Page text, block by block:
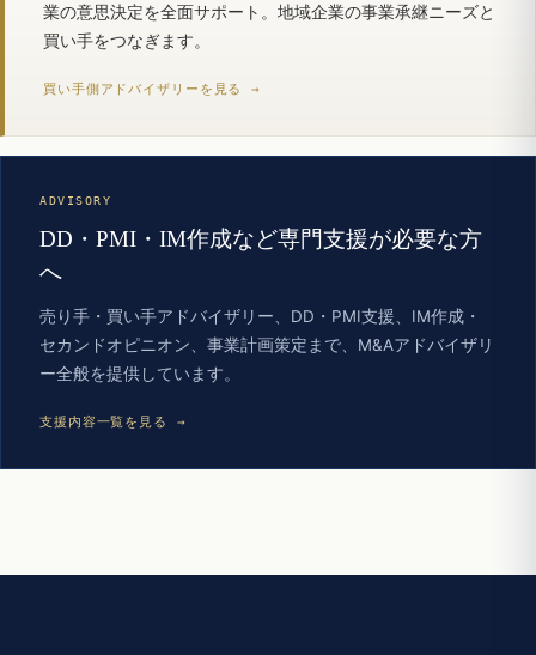
業の意思決定を全面サポート。地域企業の事業承継ニーズと
買い手をつなぎます。
買い手側アドバイザリーを見る →
ADVISORY
DD・PMI・IM作成など専門支援が必要な方
へ
売り手・買い手アドバイザリー、DD・PMI支援、IM作成・
セカンドオピニオン、事業計画策定まで、M&Aアドバイザリ
ー全般を提供しています。
支援内容一覧を見る →